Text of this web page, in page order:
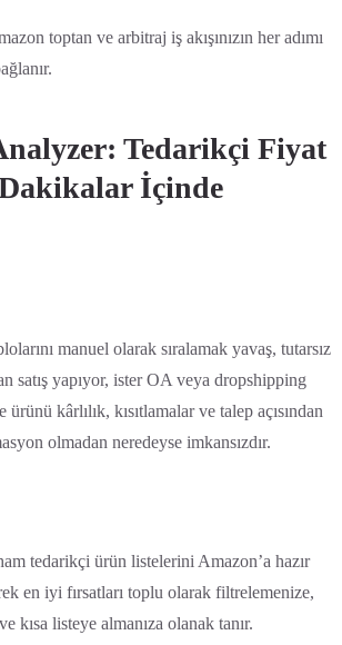
toptan ve arbitraj iş akışınızın her adımı
Tedarikçi Fiyat
İçinde
manuel olarak sıralamak yavaş, tutarsız
satış yapıyor, ister OA veya dropshipping
kârlılık, kısıtlamalar ve talep açısından
olmadan neredeyse imkansızdır.
tedarikçi ürün listelerini Amazon’a hazır
en iyi fırsatları toplu olarak filtrelemenize,
kısa listeye almanıza olanak tanır.